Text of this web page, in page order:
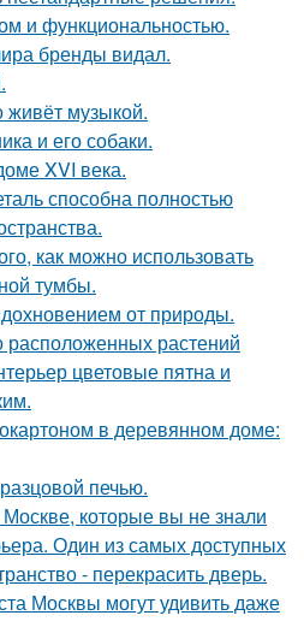
и функциональностью.
бренды видал.
живёт музыкой.
и его собаки.
XVI века.
способна полностью
как можно использовать
тумбы.
от природы.
расположенных растений
цветовые пятна и
в деревянном доме:
печью.
которые вы не знали
Один из самых доступных
- перекрасить дверь.
Москвы могут удивить даже